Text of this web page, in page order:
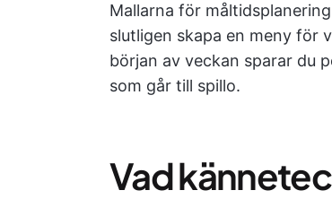
Mallarna för
slutligen skapa en meny för
början av veckan sparar du
som går till spillo.
Vad